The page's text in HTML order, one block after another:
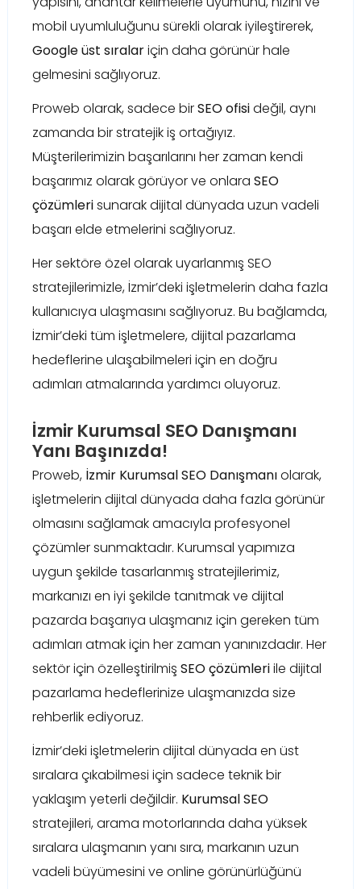
mobil uyumluluğunu sürekli olarak iyileştirerek,
Google üst sıralariçin daha görünür hale
gelmesini sağlıyoruz.
Proweb olarak, sadece birSEO ofisideğil, aynı
zamanda bir stratejik iş ortağıyız.
Müşterilerimizin başarılarını her zaman kendi
başarımız olarak görüyor ve onlara SEO
çözümlerisunarak dijital dünyada uzun vadeli
başarı elde etmelerini sağlıyoruz.
Her sektöre özel olarak uyarlanmış SEO
stratejilerimizle, İzmir’deki işletmelerin daha fazla
kullanıcıya ulaşmasını sağlıyoruz. Bu bağlamda,
İzmir’deki tüm işletmelere, dijital pazarlama
hedeflerine ulaşabilmeleri için en doğru
adımları atmalarında yardımcı oluyoruz.
İzmir Kurumsal SEO Danışmanı
Yanı Başınızda!
Proweb, İzmir Kurumsal SEO Danışmanıolarak,
işletmelerin dijital dünyada daha fazla görünür
olmasını sağlamak amacıyla profesyonel
çözümler sunmaktadır. Kurumsal yapımıza
uygun şekilde tasarlanmış stratejilerimiz,
markanızı en iyi şekilde tanıtmak ve dijital
pazarda başarıya ulaşmanız için gereken tüm
adımları atmak için her zaman yanınızdadır. Her
sektör için özelleştirilmiş SEO çözümleriile dijital
pazarlama hedeflerinize ulaşmanızda size
rehberlik ediyoruz.
İzmir’deki işletmelerin dijital dünyada en üst
sıralara çıkabilmesi için sadece teknik bir
yaklaşım yeterli değildir. Kurumsal SEO
stratejileri, arama motorlarında daha yüksek
sıralara ulaşmanın yanı sıra, markanın uzun
vadeli büyümesini ve online görünürlüğünü